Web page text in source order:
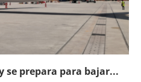
se prepara para bajar...